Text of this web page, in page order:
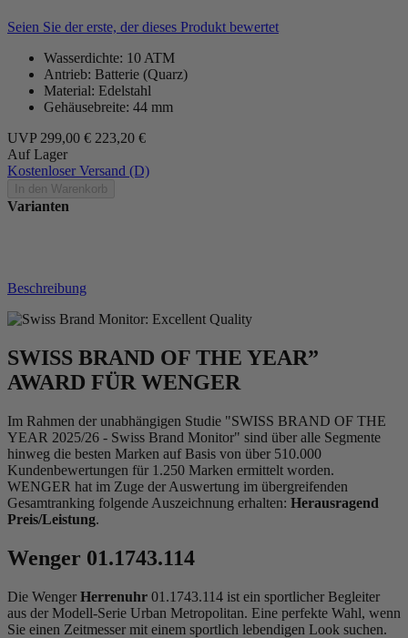
Seien Sie der erste, der dieses Produkt bewertet
Wasserdichte: 10 ATM
Antrieb: Batterie (Quarz)
Material: Edelstahl
Gehäusebreite: 44 mm
UVP 299,00 € 223,20 €
Auf Lager
Kostenloser Versand (D)
In den Warenkorb
Varianten
Beschreibung
SWISS BRAND OF THE YEAR”
AWARD FÜR WENGER
Im Rahmen der unabhängigen Studie "SWISS BRAND OF THE
YEAR 2025/26 - Swiss Brand Monitor" sind über alle Segmente
hinweg die besten Marken auf Basis von über 510.000
Kundenbewertungen für 1.250 Marken ermittelt worden.
WENGER hat im Zuge der Auswertung im übergreifenden
Gesamtranking folgende Auszeichnung erhalten: Herausragend
Preis/Leistung.
Wenger 01.1743.114
Die Wenger Herrenuhr 01.1743.114 ist ein sportlicher Begleiter
aus der Modell-Serie Urban Metropolitan. Eine perfekte Wahl, wenn
Sie einen Zeitmesser mit einem sportlich lebendigen Look suchen.